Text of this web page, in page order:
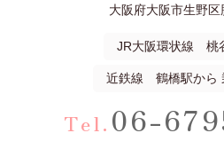
大阪府大阪市生野
JR大阪環状線 桃
近鉄線 鶴橋駅から
Tel. 06-